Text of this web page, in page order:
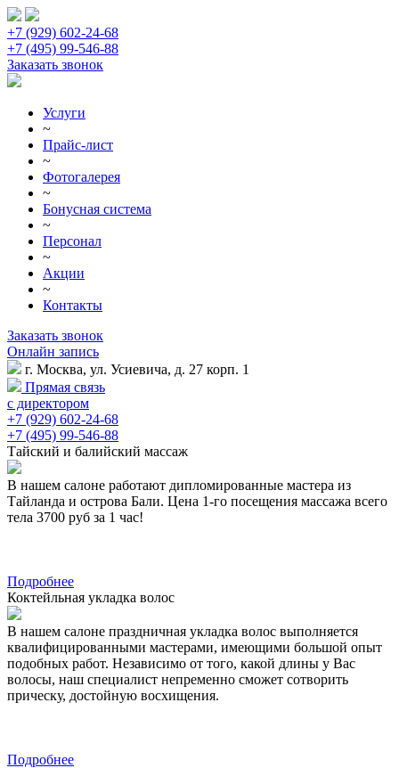
+7 (929) 602-24-68
+7 (495) 99-546-88
Заказать звонок
Услуги
~
Прайс-лист
~
Фотогалерея
~
Бонусная система
~
Персонал
~
Акции
~
Контакты
Заказать звонок
Онлайн запись
г. Москва, ул. Усиевича, д. 27 корп. 1
Прямая связь
с директором
+7 (929) 602-24-68
+7 (495) 99-546-88
Тайский и балийский массаж
В нашем салоне работают дипломированные мастера из
Тайланда и острова Бали. Цена 1-го посещения массажа всего
тела 3700 руб за 1 час!
Подробнее
Коктейльная укладка волос
В нашем салоне праздничная укладка волос выполняется
квалифицированными мастерами, имеющими большой опыт
подобных работ. Независимо от того, какой длины у Вас
волосы, наш специалист непременно сможет сотворить
прическу, достойную восхищения.
Подробнее